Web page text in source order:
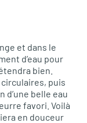
et dans le
d’eau pour
bien.
puis
d’une belle eau
favori. Voilà
en douceur